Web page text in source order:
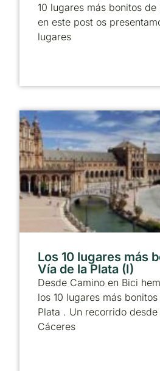
10 lugares más bonitos de
en este post os
lugares
Los 10 lugares más
Vía de la Plata (I)
Desde Camino en Bici
los 10 lugares más
Plata . Un recorrido desde
Cáceres